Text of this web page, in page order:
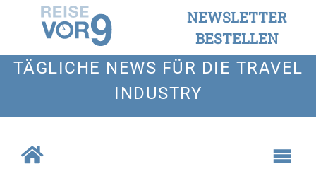
NEWSLETTER
BESTELLEN
TÄGLICHE NEWS FÜR DIE TRAVEL
INDUSTRY